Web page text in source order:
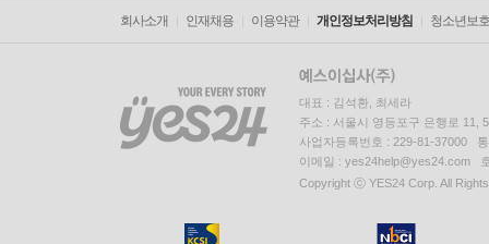
회사소개 인재채용 이용약관 개인정보처리방침 청소년보
대표 : 김석환, 최세라
주소 : 서울시 영등포구 은행로 11,
사업자등록번호 : 229-81-37000
이메일 : yes24help@yes24.com
Copyright ⓒ YES24 Corp. All